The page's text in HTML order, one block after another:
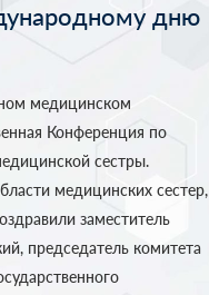
дню
медицинском
Конференция по
сестры.
медицинских сестер,
заместитель
председатель комитета